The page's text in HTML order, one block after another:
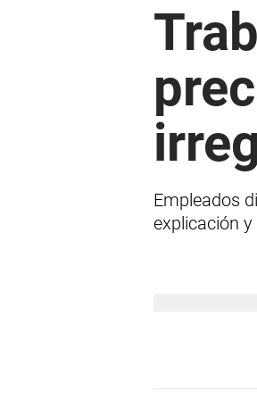
Empleados
explicación